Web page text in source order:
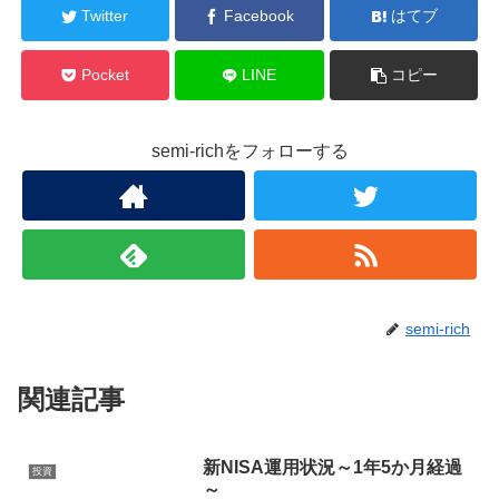
Twitter Facebook はてブ
Pocket LINE コピー
semi-richをフォローする
semi-rich
関連記事
投資
新NISA運用状況～1年5か月経過
～